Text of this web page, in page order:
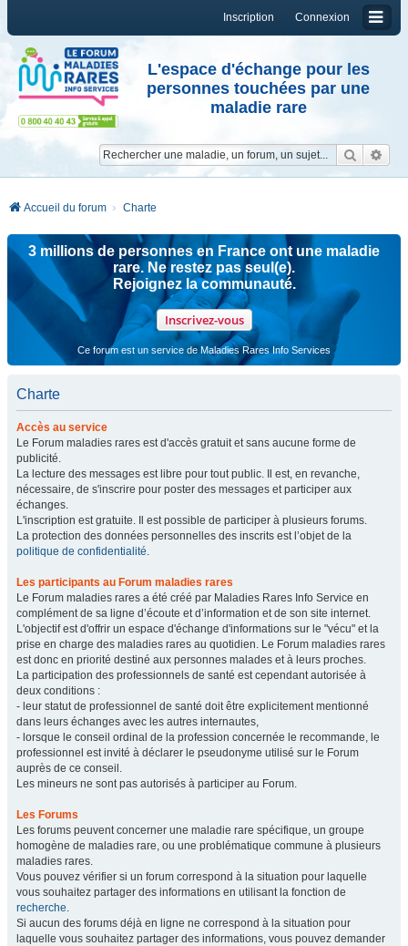
Connexion
Inscription
L'espace d'échange pour les
personnes touchées par une
maladie rare
Accueil du forum Charte
3 millions de personnes en France ont une maladie
rare. Ne restez pas seul(e).
Rejoignez la communauté.
Inscrivez-vous
Ce forum est un service de Maladies Rares Info Services
Charte
Accès au service
Le Forum maladies rares est d'accès gratuit et sans aucune forme de
publicité.
La lecture des messages est libre pour tout public. Il est, en revanche,
nécessaire, de s'inscrire pour poster des messages et participer aux
échanges.
L'inscription est gratuite. Il est possible de participer à plusieurs forums.
La protection des données personnelles des inscrits est l’objet de la
politique de confidentialité.
Les participants au Forum maladies rares
Le Forum maladies rares a été créé par Maladies Rares Info Service en
complément de sa ligne d’écoute et d’information et de son site internet.
L'objectif est d'offrir un espace d'échange d'informations sur le "vécu" et la
prise en charge des maladies rares au quotidien. Le Forum maladies rares
est donc en priorité destiné aux personnes malades et à leurs proches.
La participation des professionnels de santé est cependant autorisée à
deux conditions :
- leur statut de professionnel de santé doit être explicitement mentionné
dans leurs échanges avec les autres internautes,
- lorsque le conseil ordinal de la profession concernée le recommande, le
professionnel est invité à déclarer le pseudonyme utilisé sur le Forum
auprès de ce conseil.
Les mineurs ne sont pas autorisés à participer au Forum.
Les Forums
Les forums peuvent concerner une maladie rare spécifique, un groupe
homogène de maladies rare, ou une problématique commune à plusieurs
maladies rares.
Vous pouvez vérifier si un forum correspond à la situation pour laquelle
vous souhaitez partager des informations en utilisant la fonction de
recherche.
Si aucun des forums déjà en ligne ne correspond à la situation pour
laquelle vous souhaitez partager des informations, vous pouvez demander